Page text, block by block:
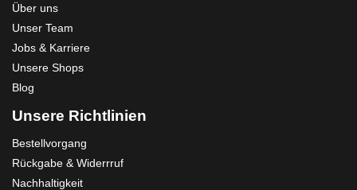
Über uns
Unser Team
Jobs & Karriere
Unsere Shops
Blog
Unsere Richtlinien
Bestellvorgang
Rückgabe & Widerrruf
Nachhaltigkeit